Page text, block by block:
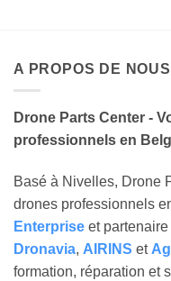
A PROPOS DE NOUS
Drone Parts Center -
professionnels en
Basé à Nivelles, Drone
drones professionnels
Enterprise et
Dronavia, AIRINS et
formation, réparation et